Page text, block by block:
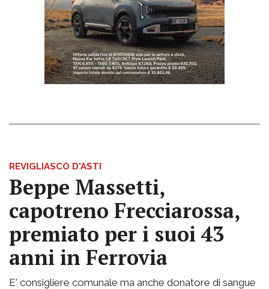
REVIGLIASCO D'ASTI
Beppe Massetti,
capotreno Frecciarossa,
premiato per i suoi 43
anni in Ferrovia
E' consigliere comunale ma anche donatore di sangue